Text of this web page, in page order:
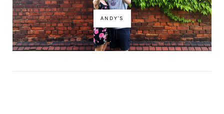
ANDY'S